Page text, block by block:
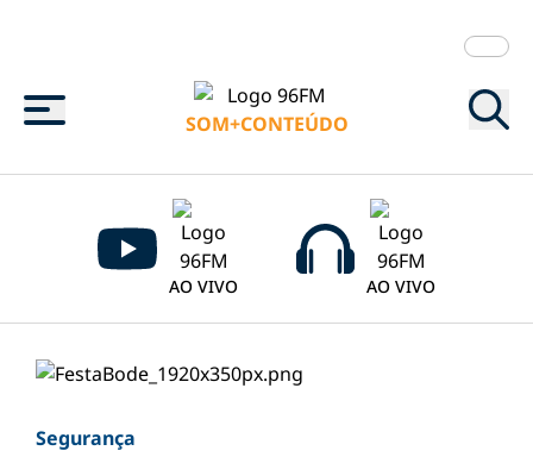
Menu
SOM+CONTEÚDO
AO VIVO AO VIVO
Segurança